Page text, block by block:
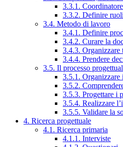
3.3.1.
3.3.2. Definire
3.4. Metodo di lavoro
3.4.1. Definire
3.4.2. Curare la
3.4.3.
3.4.4. Prendere
3.5. Il processo
3.5.1. Organizzare
3.5.2.
3.5.3. Progettare i
3.5.4. Realizzare
3.5.5. Validare la
4. Ricerca progettuale
4.1. Ricerca primaria
4.1.1. Interviste